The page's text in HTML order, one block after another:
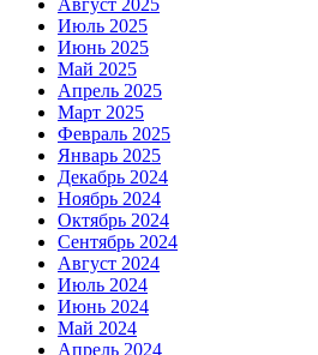
Июль 2025
Июнь 2025
Май 2025
Апрель 2025
Март 2025
Февраль 2025
Январь 2025
Декабрь 2024
Ноябрь 2024
Октябрь 2024
Сентябрь 2024
Август 2024
Июль 2024
Июнь 2024
Май 2024
Апрель 2024